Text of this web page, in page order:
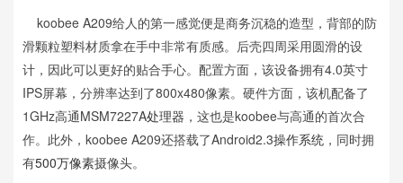
koobee A209给人的第一感觉便是商务沉稳的造型，背部的防
滑颗粒塑料材质拿在手中非常有质感。后壳四周采用圆滑的设
计，因此可以更好的贴合手心。配置方面，该设备拥有4.0英寸
IPS屏幕，分辨率达到了800x480像素。硬件方面，该机配备了
1GHz高通MSM7227A处理器 ，这也是koobee与高通的首次合
作。此外，koobee A209还搭载了Android2.3操作系统 ，同时拥
有500万像素摄像头。